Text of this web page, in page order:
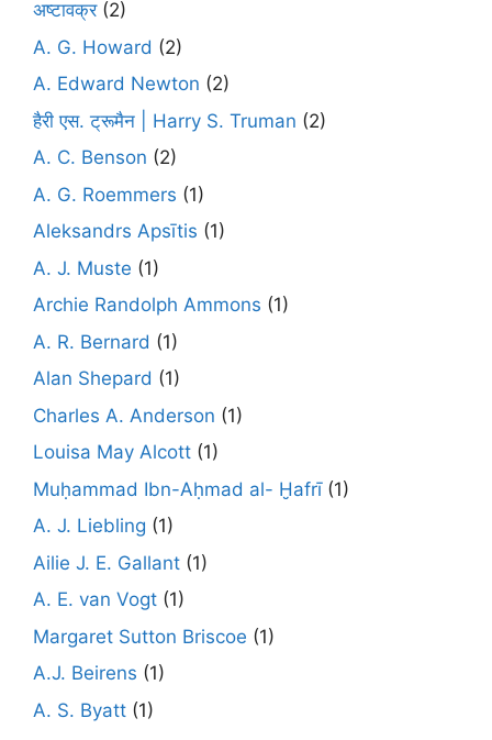
अष्टावक्र(2)
A. G. Howard (2)
A. Edward Newton (2)
हैरी एस. ट्रूमैन | Harry S. Truman (2)
A. C. Benson (2)
A. G. Roemmers (1)
Aleksandrs Apsītis (1)
A. J. Muste (1)
Archie Randolph Ammons (1)
A. R. Bernard (1)
Alan Shepard (1)
Charles A. Anderson (1)
Louisa May Alcott (1)
Muḥammad Ibn-Aḥmad al- Ḫafrī(1)
A. J. Liebling (1)
Ailie J. E. Gallant (1)
A. E. van Vogt (1)
Margaret Sutton Briscoe (1)
A.J. Beirens (1)
A. S. Byatt (1)